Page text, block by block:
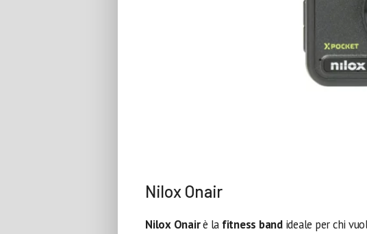
Nilox Onair
Nilox Onairè la fitness bandideale per chi